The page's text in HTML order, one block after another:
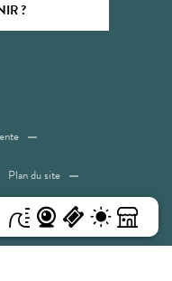
?
Plan du site